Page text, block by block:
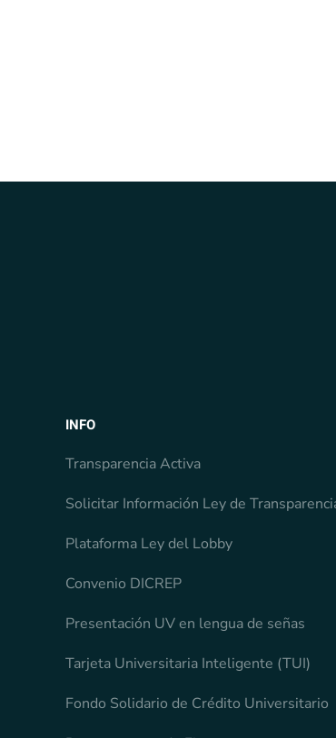
INFO
Transparencia Activa
Solicitar Información Ley de
Plataforma Ley del Lobby
Convenio DICREP
Presentación UV en lengua de señas
Tarjeta Universitaria Inteligente (TUI)
Fondo Solidario de Crédito Universitario